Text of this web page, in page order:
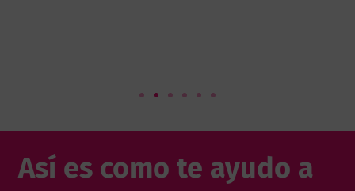
Así es como te ayudo a